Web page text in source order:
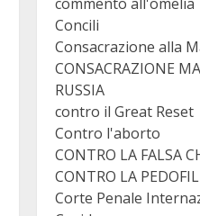
Concili
Consacrazione alla
CONSACRAZIONE
RUSSIA
contro il Great Reset
Contro l'aborto
CONTRO LA FALSA
CONTRO LA
Corte Penale